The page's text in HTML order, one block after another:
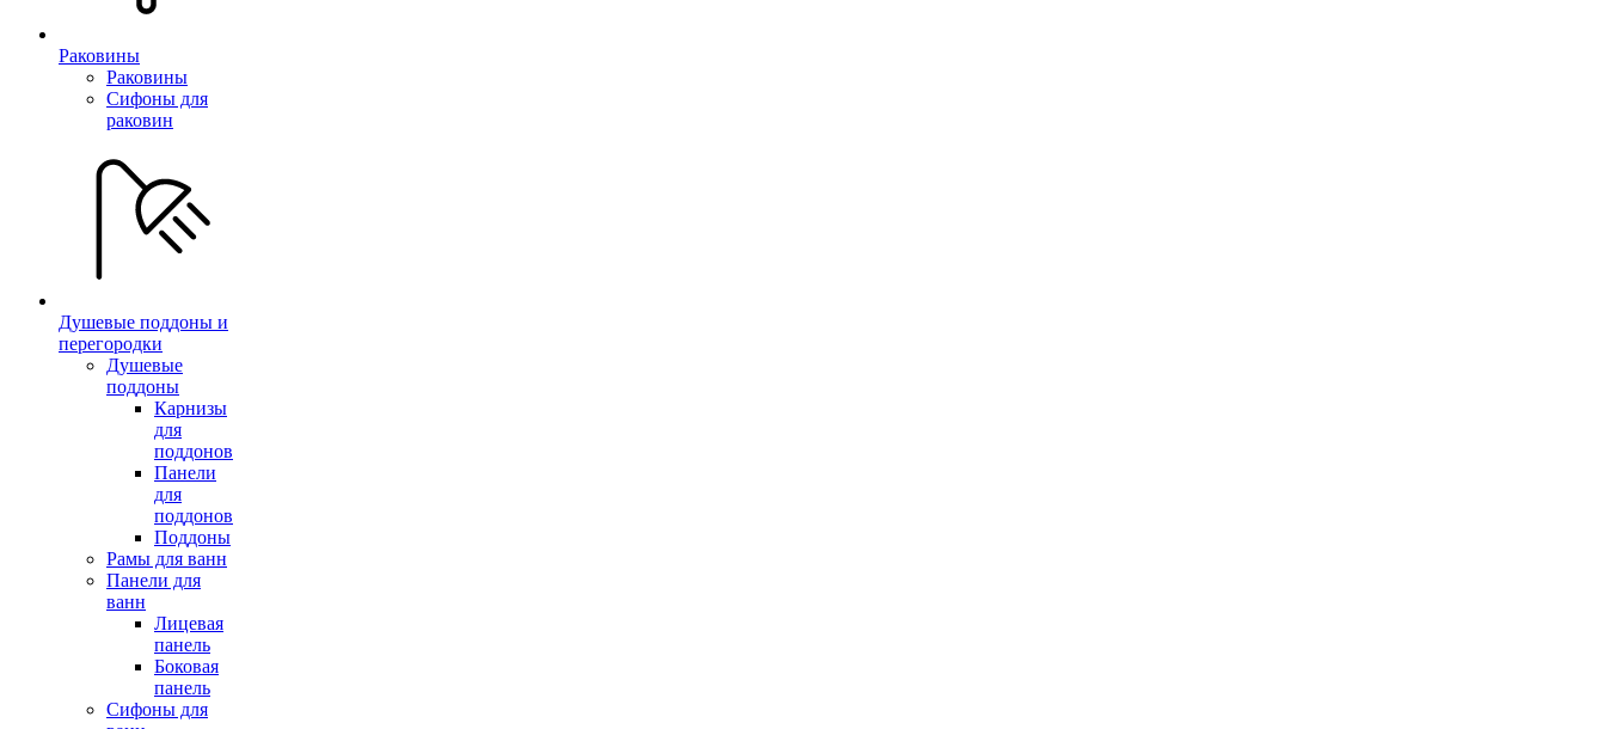
Раковины
Раковины
Сифоны для
раковин
Душевые поддоны и
перегородки
Душевые
поддоны
Карнизы
для
поддонов
Панели
для
поддонов
Поддоны
Рамы для ванн
Панели для
ванн
Лицевая
панель
Боковая
панель
Сифоны для